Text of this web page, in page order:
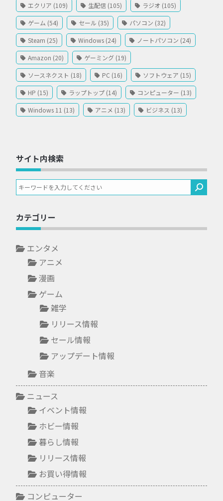
エクリア (109) 生配信 (105) ラジオ (105)
ゲーム (54) セール (35) パソコン (32)
Steam (25) Windows (24) ノートパソコン (24)
Amazon (20) ゲーミング (19)
ソースネクスト (18) PC (16) ソフトウェア (15)
HP (15) ラップトップ (14) コンピューター (13)
Windows 11 (13) アニメ (13) ビジネス (13)
サイト内検索
カテゴリー
エンタメ
アニメ
漫画
ゲーム
雑学
リリース情報
セール情報
アップデート情報
音楽
ニュース
イベント情報
ホビー情報
暮らし情報
リリース情報
お買い得情報
コンピューター